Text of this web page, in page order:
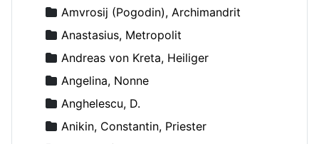
Amvrosij (Pogodin), Archimandrit
Anastasius, Metropolit
Andreas von Kreta, Heiliger
Angelina, Nonne
Anghelescu, D.
Anikin, Constantin, Priester